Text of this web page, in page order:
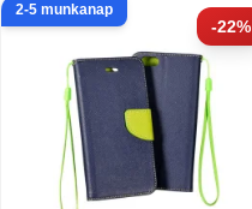
-22%
2-5 munkanap